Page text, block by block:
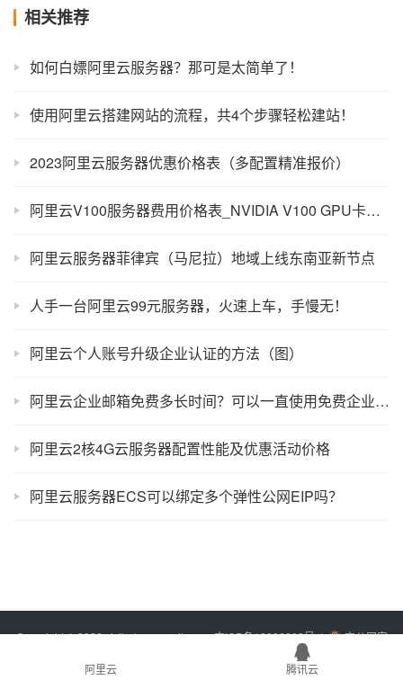
相关推荐
如何白嫖阿里云服务器？那可是太简单了！
使用阿里云搭建网站的流程，共4个步骤轻松建站！
2023阿里云服务器优惠价格表（多配置精准报价）
阿里云V100服务器费用价格表_NVIDIA V100 GPU卡优惠活动
阿里云服务器菲律宾（马尼拉）地域上线东南亚新节点
人手一台阿里云99元服务器，火速上车，手慢无！
阿里云个人账号升级企业认证的方法（图）
阿里云企业邮箱免费多长时间？可以一直使用免费企业邮箱吗？
阿里云2核4G云服务器配置性能及优惠活动价格
阿里云服务器ECS可以绑定多个弹性公网EIP吗？
Copyright © 2026 xixibobo.comsitemap吉ICP备16006803号-1
吉公网安
阿里云
腾讯云